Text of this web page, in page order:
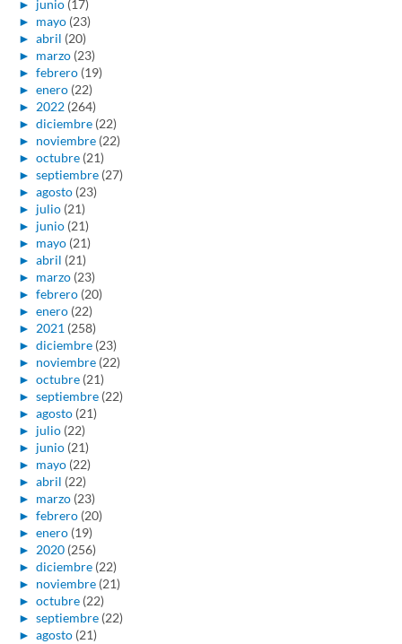
► junio (17)
► mayo (23)
► abril (20)
► marzo (23)
► febrero (19)
► enero (22)
► 2022 (264)
► diciembre (22)
► noviembre (22)
► octubre (21)
► septiembre (27)
► agosto (23)
► julio (21)
► junio (21)
► mayo (21)
► abril (21)
► marzo (23)
► febrero (20)
► enero (22)
► 2021 (258)
► diciembre (23)
► noviembre (22)
► octubre (21)
► septiembre (22)
► agosto (21)
► julio (22)
► junio (21)
► mayo (22)
► abril (22)
► marzo (23)
► febrero (20)
► enero (19)
► 2020 (256)
► diciembre (22)
► noviembre (21)
► octubre (22)
► septiembre (22)
► agosto (21)